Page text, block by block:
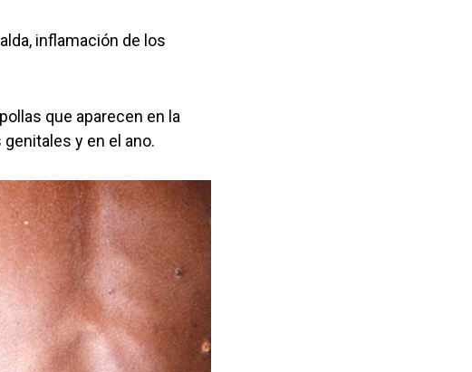
inflamación de los
que aparecen en la
y en el ano.